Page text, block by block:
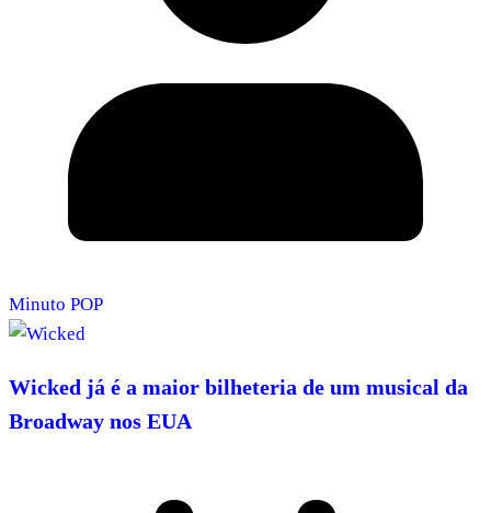
Minuto POP
Wicked já é a maior bilheteria de um musical da
Broadway nos EUA